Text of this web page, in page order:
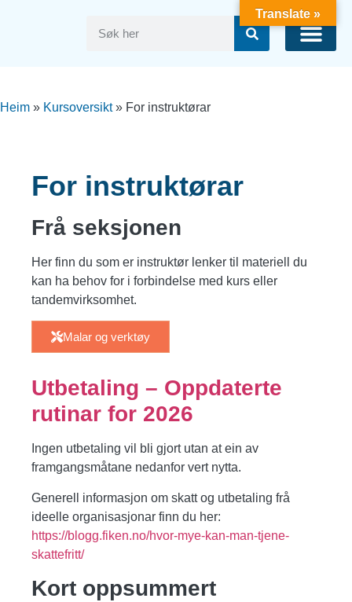
Heim » Kursoversikt» For instruktørar
For instruktørar
Frå seksjonen
Her finn du som er instruktør lenker til materiell du
kan ha behov for i forbindelse med kurs eller
tandemvirksomhet.
Malar og verktøy
Utbetaling – Oppdaterte
rutinar for 2026
Ingen utbetaling vil bli gjort utan at ein av
framgangsmåtane nedanfor vert nytta.
Generell informasjon om skatt og utbetaling frå
ideelle organisasjonar finn du her:
https://blogg.fiken.no/hvor-mye-kan-man-tjene-
skattefritt/
Kort oppsummert
Translate »